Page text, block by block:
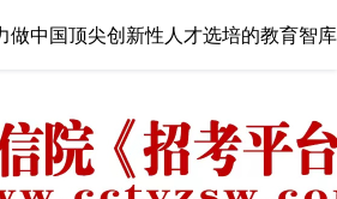
做中国顶尖创新性人才选培的教育智库